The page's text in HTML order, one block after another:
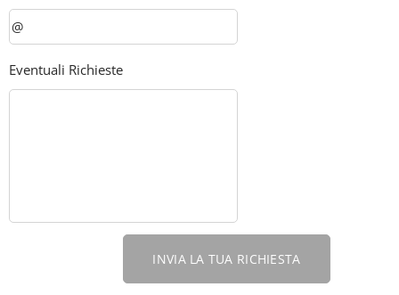
Eventuali Richieste
INVIA LA TUA RICHIESTA